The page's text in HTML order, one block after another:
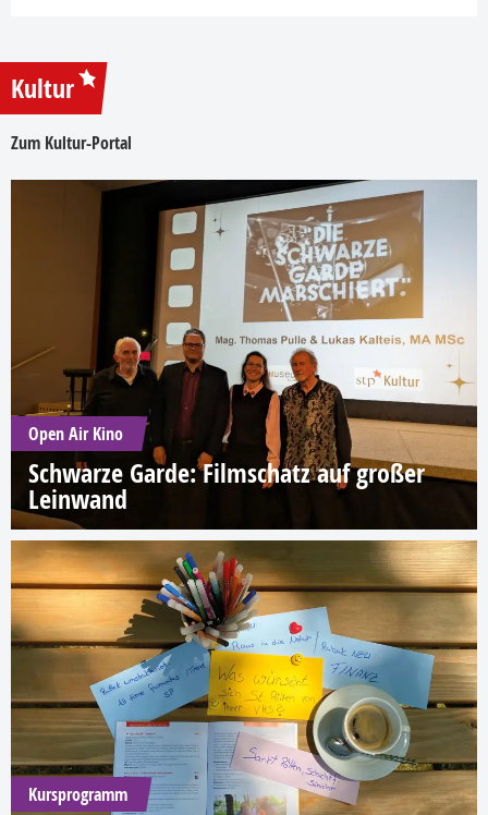
Kultur
Zum Kultur-Portal
Open Air Kino
Schwarze Garde: Filmschatz auf großer
Leinwand
Kursprogramm